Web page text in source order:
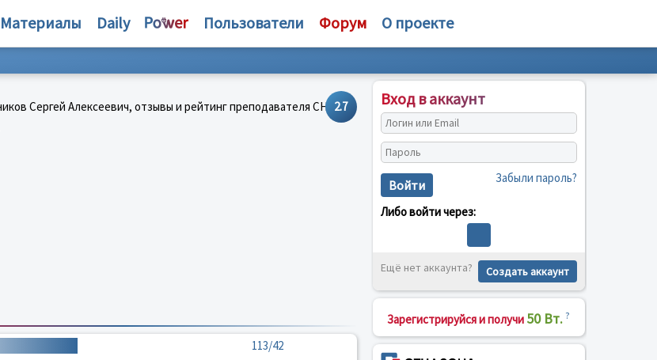
Материалы Daily Пользователи Форум О проекте
2.7
113/42
Вход в аккаунт
Войти Забыли пароль?
Либо войти через:
Ещё нет аккаунта? Создать аккаунт
Зарегистрируйся и получи 50 Вт. ?